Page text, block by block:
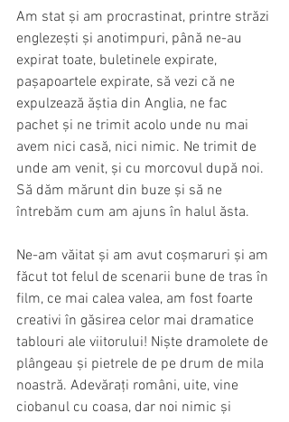
Am stat și am procrastinat, printre străzi
englezești și anotimpuri, până ne-au
expirat toate, buletinele expirate,
pașapoartele expirate, să vezi că ne
expulzează ăștia din Anglia, ne fac
pachet și ne trimit acolo unde nu mai
avem nici casă, nici nimic. Ne trimit de
unde am venit, și cu morcovul după noi.
Să dăm mărunt din buze și să ne
întrebăm cum am ajuns în halul ăsta.
Ne-am văitat și am avut coșmaruri și am
făcut tot felul de scenarii bune de tras în
film, ce mai calea valea, am fost foarte
creativi în găsirea celor mai dramatice
tablouri ale viitorului! Niște dramolete de
plângeau și pietrele de pe drum de mila
noastră. Adevărați români, uite, vine
ciobanul cu coasa, dar noi nimic și